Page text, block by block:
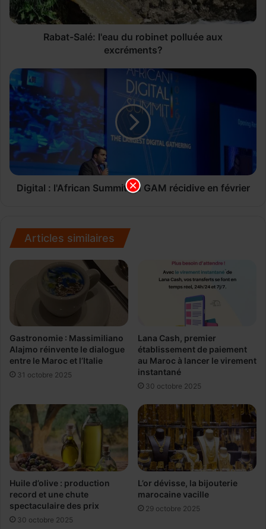
a
'
e
u
d
r
o
b
p
o
a
u
x
e
x
é
e
n
s
?
Rabat-Salé: l'eau du robinet polluée aux
excréments?
D
i
g
i
t
:
l
c
a
m
i
t
d
u
M
r
é
c
i
d
i
v
e
e
Digital : l'African Summit du GAM récidive en février
Articles similaires
Gastronomie : Massimiliano
Alajmo réinvente le dialogue
entre le Maroc et l’Italie
31 octobre 2025
Lana Cash, premier
établissement de paiement
au Maroc à lancer le virement
instantané
30 octobre 2025
Huile d’olive : production
record et une chute
spectaculaire des prix
30 octobre 2025
L’or dévisse, la bijouterie
marocaine vacille
29 octobre 2025